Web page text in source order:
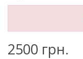
2500 грн.